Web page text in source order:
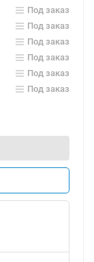
Под заказ
Под заказ
Под заказ
Под заказ
Под заказ
Под заказ